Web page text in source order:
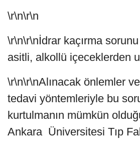
\r\n\r\n
\r\n\r\nİdrar kaçırma
asitli, alkollü içeceklerden
\r\n\r\nAlınacak önlemler
tedavi yöntemleriyle bu
kurtulmanın mümkün
Ankara Üniversitesi Tıp